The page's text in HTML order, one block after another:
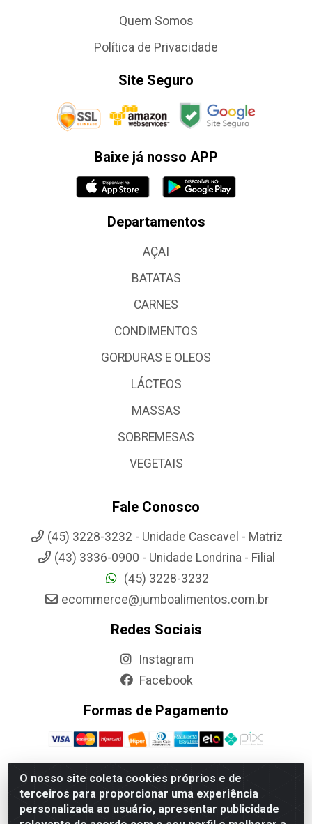
O nosso site coleta cookies próprios e de
terceiros para proporcionar uma experiência
personalizada ao usuário, apresentar publicidade
Quem Somos
Política de Privacidade
Site Seguro
Baixe já nosso APP
Departamentos
AÇAI
BATATAS
CARNES
CONDIMENTOS
GORDURAS E OLEOS
LÁCTEOS
MASSAS
SOBREMESAS
VEGETAIS
Fale Conosco
(45) 3228-3232 - Unidade Cascavel - Matriz
(43) 3336-0900 - Unidade Londrina - Filial
(45) 3228-3232
ecommerce@jumboalimentos.com.br
Redes Sociais
Instagram
Facebook
Formas de Pagamento
Jumbo Alimentos Cascavel - Matriz - Rua Itatiba Do Sul, 161 -
Santos Dumont, Cascavel-PR - CEP 85804-700- CNPJ